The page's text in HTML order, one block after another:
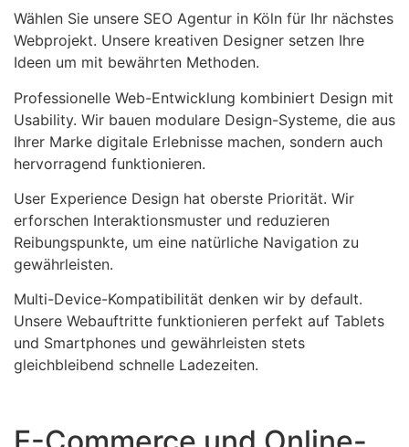
Wählen Sie unsere SEO Agentur in Köln für Ihr nächstes
Webprojekt. Unsere kreativen Designer setzen Ihre
Ideen um mit bewährten Methoden.
Professionelle Web-Entwicklung kombiniert Design mit
Usability. Wir bauen modulare Design-Systeme, die aus
Ihrer Marke digitale Erlebnisse machen, sondern auch
hervorragend funktionieren.
User Experience Design hat oberste Priorität. Wir
erforschen Interaktionsmuster und reduzieren
Reibungspunkte, um eine natürliche Navigation zu
gewährleisten.
Multi-Device-Kompatibilität denken wir by default.
Unsere Webauftritte funktionieren perfekt auf Tablets
und Smartphones und gewährleisten stets
gleichbleibend schnelle Ladezeiten.